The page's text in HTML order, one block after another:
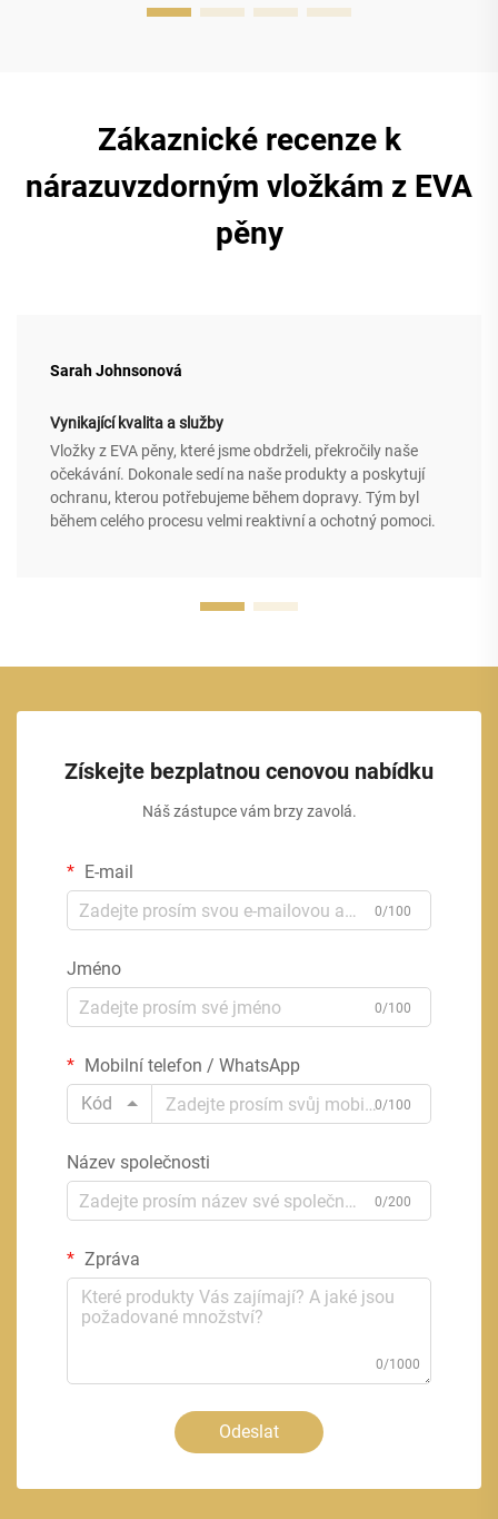
Zákaznické recenze k
nárazuvzdorným vložkám z EVA
pěny
Sarah Johnsonová
Vynikající kvalita a služby
Vložky z EVA pěny, které jsme obdrželi, překročily naše
očekávání. Dokonale sedí na naše produkty a poskytují
ochranu, kterou potřebujeme během dopravy. Tým byl
během celého procesu velmi reaktivní a ochotný pomoci.
Získejte bezplatnou cenovou nabídku
Náš zástupce vám brzy zavolá.
E-mail
0/100
Jméno
0/100
Mobilní telefon / WhatsApp
Kód
0/100
Název společnosti
0/200
Zpráva
0/1000
Odeslat